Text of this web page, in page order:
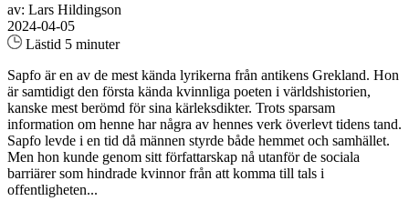
av: Lars Hildingson
2024-04-05
Lästid 5 minuter
Sapfo är en av de mest kända lyrikerna från antikens Grekland. Hon
är samtidigt den första kända kvinnliga poeten i världshistorien,
kanske mest berömd för sina kärleksdikter. Trots sparsam
information om henne har några av hennes verk överlevt tidens tand.
Sapfo levde i en tid då männen styrde både hemmet och samhället.
Men hon kunde genom sitt författarskap nå utanför de sociala
barriärer som hindrade kvinnor från att komma till tals i
offentligheten...